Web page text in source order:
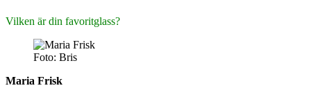
Vilken är din favoritglass?
Foto: Bris
Maria Frisk